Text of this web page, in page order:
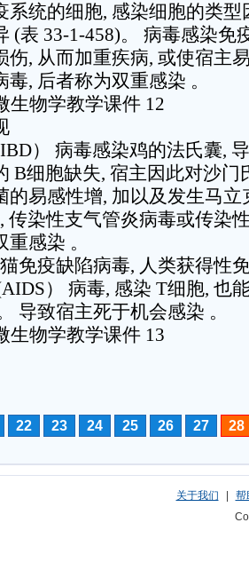
系统的细胞, 感染细胞的类型
(表 33-1-458)。 病毒感染免
伤, 从而加重疾病, 或使宿主
, 后者称为双重感染 。
生物学教学课件 12
） 病毒感染鸡的法氏囊,
B细胞缺失, 宿主因此对沙门
的易感性增, 加以及发生马立
传染性支气管炎病毒或传染
感染 。
免疫缺陷病毒, 人类获得性
） 病毒, 感染 T细胞, 也
导致宿主死于机会感染 。
生物学教学课件 13
22 23 24 25 26 27 28
关于我们
帮